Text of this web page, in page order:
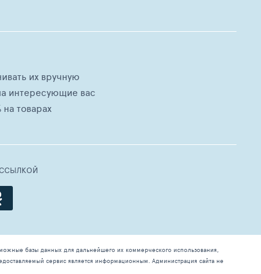
их вручную
интересующие вас
товарах
базы данных для дальнейшего их коммерческого использования,
сервис является информационным. Администрация сайта не